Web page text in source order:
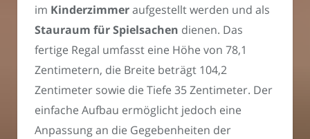
im Kinderzimmeraufgestellt werden und als
Stauraum für Spielsachen dienen. Das
fertige Regal umfasst eine Höhe von 78,1
Zentimetern, die Breite beträgt 104,2
Zentimeter sowie die Tiefe 35 Zentimeter. Der
einfache Aufbau ermöglicht jedoch eine
Anpassung an die Gegebenheiten der